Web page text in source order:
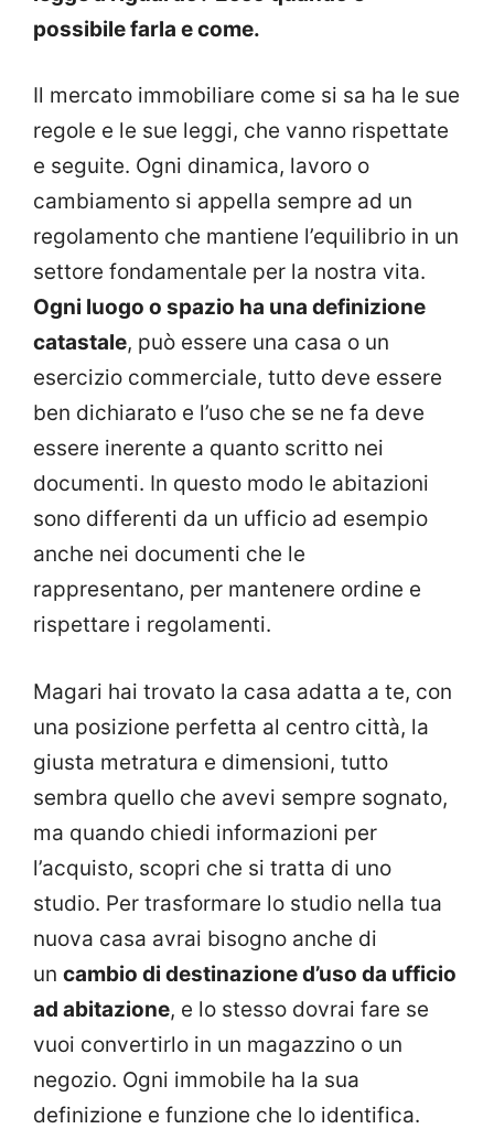
possibile farla e come.
Il mercato immobiliare come si sa ha le sue
regole e le sue leggi, che vanno rispettate
e seguite. Ogni dinamica, lavoro o
cambiamento si appella sempre ad un
regolamento che mantiene l’equilibrio in un
settore fondamentale per la nostra vita.
Ogni luogo o spazio ha una definizione
catastale, può essere una casa o un
esercizio commerciale, tutto deve essere
ben dichiarato e l’uso che se ne fa deve
essere inerente a quanto scritto nei
documenti. In questo modo le abitazioni
sono differenti da un ufficio ad esempio
anche nei documenti che le
rappresentano, per mantenere ordine e
rispettare i regolamenti.
Magari hai trovato la casa adatta a te, con
una posizione perfetta al centro città, la
giusta metratura e dimensioni, tutto
sembra quello che avevi sempre sognato,
ma quando chiedi informazioni per
l’acquisto, scopri che si tratta di uno
studio. Per trasformare lo studio nella tua
nuova casa avrai bisogno anche di
un cambio di destinazione d’uso da ufficio
ad abitazione, e lo stesso dovrai fare se
vuoi convertirlo in un magazzino o un
negozio. Ogni immobile ha la sua
definizione e funzione che lo identifica.